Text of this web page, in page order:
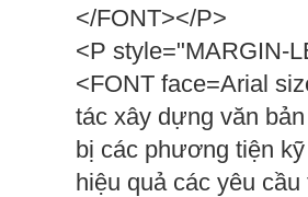
</FONT></P>
<P style="MARGIN-
<FONT face=Arial
tác xây dựng văn
bị các phương tiện
hiệu quả các yêu